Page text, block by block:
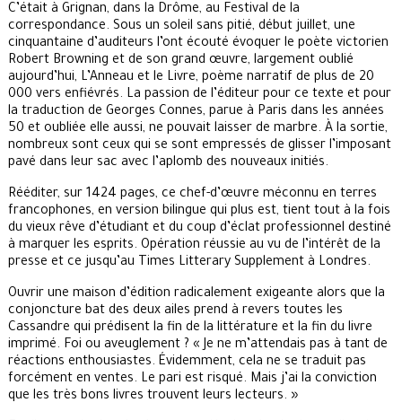
C’était à Grignan, dans la Drôme, au Festival de la
correspondance. Sous un soleil sans pitié, début juillet, une
cinquantaine d’auditeurs l’ont écouté évoquer le poète victorien
Robert Browning et de son grand œuvre, largement oublié
aujourd’hui, L’Anneau et le Livre, poème narratif de plus de 20
000 vers enfiévrés. La passion de l’éditeur pour ce texte et pour
la traduction de Georges Connes, parue à Paris dans les années
50 et oubliée elle aussi, ne pouvait laisser de marbre. À la sortie,
nombreux sont ceux qui se sont empressés de glisser l’imposant
pavé dans leur sac avec l’aplomb des nouveaux initiés.
Rééditer, sur 1424 pages, ce chef-d’œuvre méconnu en terres
francophones, en version bilingue qui plus est, tient tout à la fois
du vieux rêve d’étudiant et du coup d’éclat professionnel destiné
à marquer les esprits. Opération réussie au vu de l’intérêt de la
presse et ce jusqu’au Times Litterary Supplement à Londres.
Ouvrir une maison d’édition radicalement exigeante alors que la
conjoncture bat des deux ailes prend à revers toutes les
Cassandre qui prédisent la fin de la littérature et la fin du livre
imprimé. Foi ou aveuglement ? « Je ne m’attendais pas à tant de
réactions enthousiastes. Évidemment, cela ne se traduit pas
forcément en ventes. Le pari est risqué. Mais j’ai la conviction
que les très bons livres trouvent leurs lecteurs. »